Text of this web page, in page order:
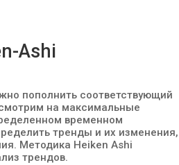
Ashi
пополнить соответствующий
на максимальные
временном
тренды и их изменения,
Методика Heiken Ashi
трендов.